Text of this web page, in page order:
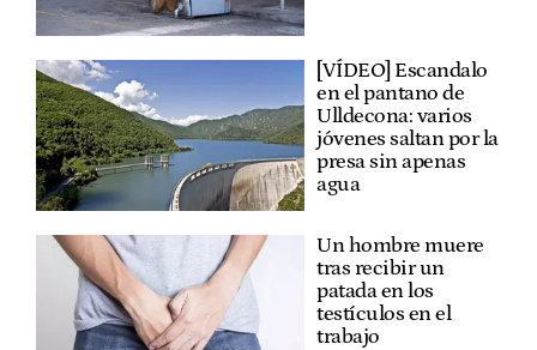
[VÍDEO] Escandalo
en el pantano de
Ulldecona: varios
jóvenes saltan por la
presa sin apenas
agua
Un hombre muere
tras recibir un
patada en los
testículos en el
trabajo